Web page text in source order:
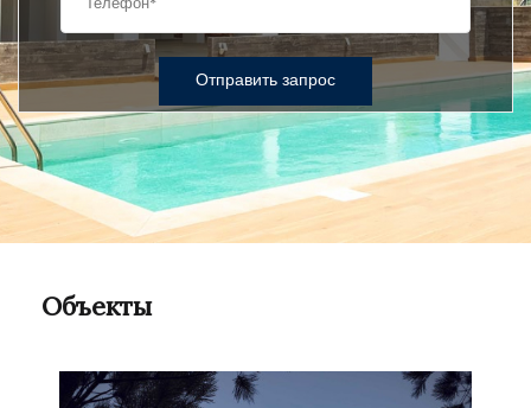
Отправить запрос
Объекты